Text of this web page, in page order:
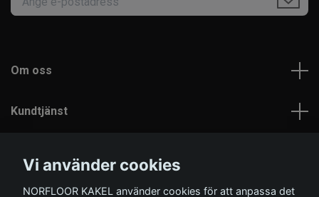
Om oss
Kundtjänst
Sociala medier
Vi använder cookies
NORFLOOR KAKEL använder cookies för att anpassa det